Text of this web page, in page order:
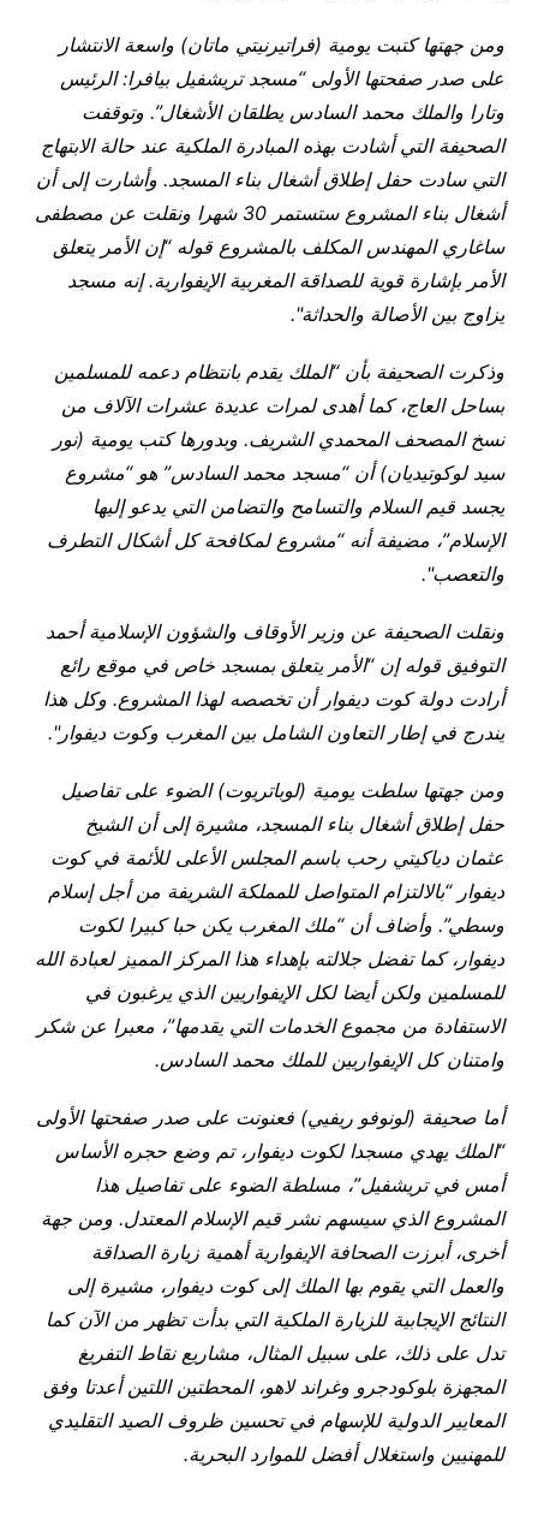
ومن جهتها كتبت يومية (فراتيرنيتي ماتان) واسعة الانتشار
على صدر صفحتها الأولى “مسجد تريشفيل بيافرا: الرئيس
وتارا والملك محمد السادس يطلقان الأشغال”. وتوقفت
الصحيفة التي أشادت بهذه المبادرة الملكية عند حالة الابتهاج
التي سادت حفل إطلاق أشغال بناء المسجد. وأشارت إلى أن
أشغال بناء المشروع ستستمر 30 شهرا ونقلت عن مصطفى
ساغاري المهندس المكلف بالمشروع قوله “إن الأمر يتعلق
الأمر بإشارة قوية للصداقة المغربية الإيفوارية. إنه مسجد
يزاوج بين الأصالة والحداثة".
وذكرت الصحيفة بأن “الملك يقدم بانتظام دعمه للمسلمين
بساحل العاج، كما أهدى لمرات عديدة عشرات الآلاف من
نسخ المصحف المحمدي الشريف. وبدورها كتب يومية (نور
سيد لوكوتيديان) أن “مسجد محمد السادس” هو “مشروع
يجسد قيم السلام والتسامح والتضامن التي يدعو إليها
الإسلام”، مضيفة أنه “مشروع لمكافحة كل أشكال التطرف
والتعصب".
ونقلت الصحيفة عن وزير الأوقاف والشؤون الإسلامية أحمد
التوفيق قوله إن “الأمر يتعلق بمسجد خاص في موقع رائع
أرادت دولة كوت ديفوار أن تخصصه لهذا المشروع. وكل هذا
يندرج في إطار التعاون الشامل بين المغرب وكوت ديفوار".
ومن جهتها سلطت يومية (لوباتريوت) الضوء على تفاصيل
حفل إطلاق أشغال بناء المسجد، مشيرة إلى أن الشيخ
عثمان دياكيتي رحب باسم المجلس الأعلى للأئمة في كوت
ديفوار “بالالتزام المتواصل للمملكة الشريفة من أجل إسلام
وسطي”. وأضاف أن “ملك المغرب يكن حبا كبيرا لكوت
ديفوار، كما تفضل جلالته بإهداء هذا المركز المميز لعبادة الله
للمسلمين ولكن أيضا لكل الإيفواريين الذي يرغبون في
الاستفادة من مجموع الخدمات التي يقدمها”، معبرا عن شكر
وامتنان كل الإيفواريين للملك محمد السادس.
أما صحيفة (لونوفو ريفيي) فعنونت على صدر صفحتها الأولى
“الملك يهدي مسجدا لكوت ديفوار، تم وضع حجره الأساس
أمس في تريشفيل”، مسلطة الضوء على تفاصيل هذا
المشروع الذي سيسهم نشر قيم الإسلام المعتدل. ومن جهة
أخرى، أبرزت الصحافة الإيفوارية أهمية زيارة الصداقة
والعمل التي يقوم بها الملك إلى كوت ديفوار، مشيرة إلى
النتائج الإيجابية للزيارة الملكية التي بدأت تظهر من الآن كما
تدل على ذلك، على سبيل المثال، مشاريع نقاط التفريغ
المجهزة بلوكودجرو وغراند لاهو، المحطتين اللتين أعدتا وفق
المعايير الدولية للإسهام في تحسين ظروف الصيد التقليدي
للمهنيين واستغلال أفضل للموارد البحرية.